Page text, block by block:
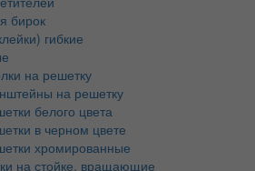
бирок
гибкие
на решетку
на решетку
белого цвета
в черном цвете
хромированные
на стойке, вращающие